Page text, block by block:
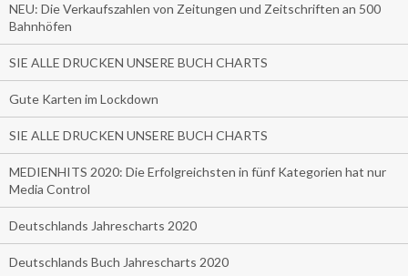
NEU: Die Verkaufszahlen von Zeitungen und Zeitschriften an 500
Bahnhöfen
SIE ALLE DRUCKEN UNSERE BUCH CHARTS
Gute Karten im Lockdown
SIE ALLE DRUCKEN UNSERE BUCH CHARTS
MEDIENHITS 2020: Die Erfolgreichsten in fünf Kategorien hat nur
Media Control
Deutschlands Jahrescharts 2020
Deutschlands Buch Jahrescharts 2020